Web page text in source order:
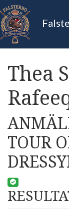
Thea
TOUR